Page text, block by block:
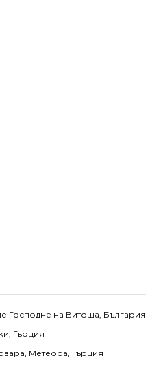
Господне на Витоша, България
Гърция
Метеора, Гърция